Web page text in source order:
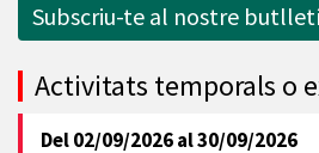
Subscriu-te al nostre
Activitats temporals o
Del02/09/2026al30/09/2026